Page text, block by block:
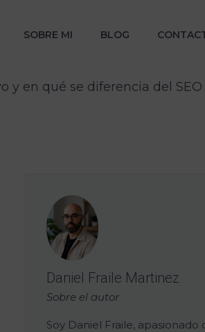
SOBRE MI BLOG
y en qué se diferencia del
Daniel Fraile Martinez
Sobre el autor
Soy Daniel Fraile, apasionado